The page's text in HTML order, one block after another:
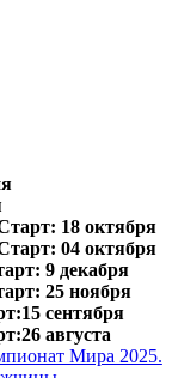
18 октября
04 октября
9 декабря
25 ноября
сентября
августа
Мира 2025.